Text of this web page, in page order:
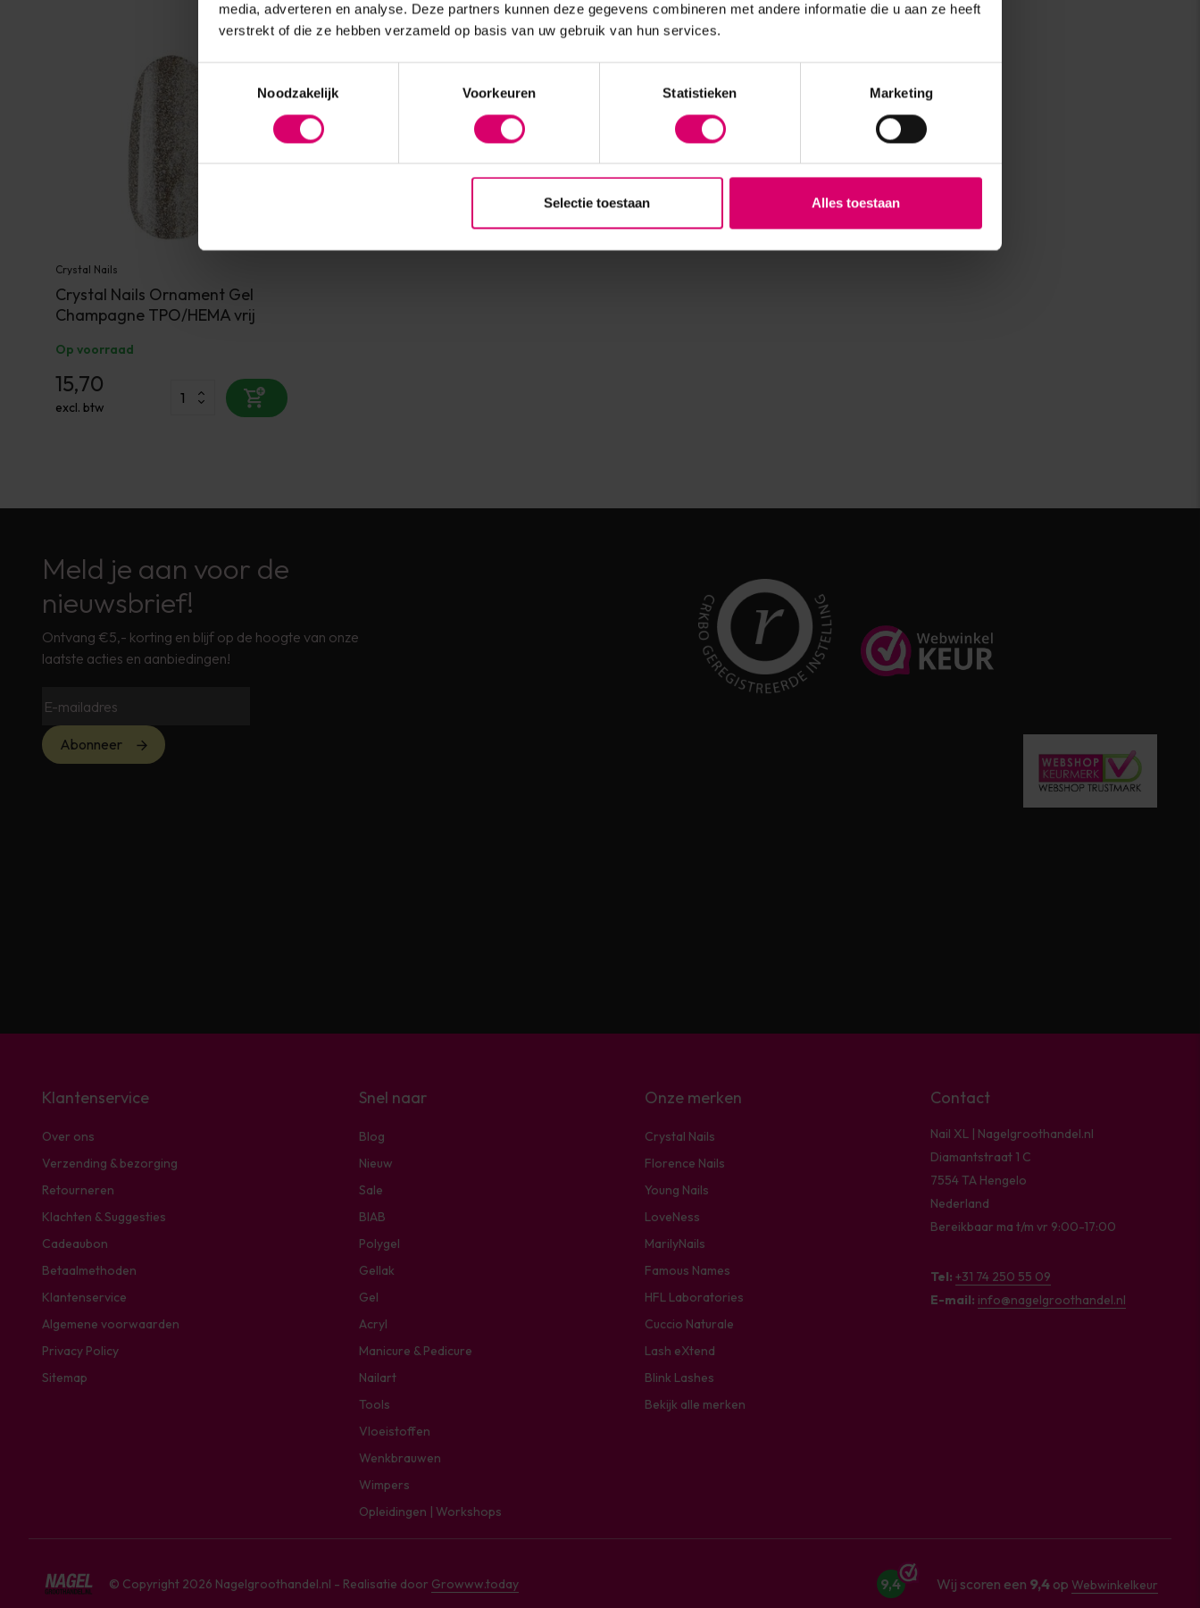
media, adverteren en analyse. Deze partners kunnen deze gegevens combineren met andere informatie die u aan ze heeft
verstrekt of die ze hebben verzameld op basis van uw gebruik van hun services.
Noodzakelijk
Voorkeuren Statistieken Marketing
Selectie toestaan Alles toestaan
Crystal Nails
Crystal Nails Ornament Gel
Champagne TPO/HEMA vrij
Op voorraad
15,70
excl. btw
Meld je aan voor de
nieuwsbrief!
Ontvang €5,- korting en blijf op de hoogte van onze
laatste acties en aanbiedingen!
Abonneer
Klantenservice
Over ons
Verzending & bezorging
Retourneren
Klachten & Suggesties
Cadeaubon
Betaalmethoden
Klantenservice
Algemene voorwaarden
Privacy Policy
Sitemap
Snel naar
Blog
Nieuw
Sale
BIAB
Polygel
Gellak
Gel
Acryl
Manicure & Pedicure
Nailart
Tools
Vloeistoffen
Wenkbrauwen
Wimpers
Opleidingen | Workshops
Onze merken
Crystal Nails
Florence Nails
Young Nails
LoveNess
MarilyNails
Famous Names
HFL Laboratories
Cuccio Naturale
Lash eXtend
Blink Lashes
Bekijk alle merken
Contact
Nail XL | Nagelgroothandel.nl
Diamantstraat 1 C
7554 TA Hengelo
Nederland
Bereikbaar ma t/m vr 9:00-17:00
Tel: +31 74 250 55 09
E-mail: info@nagelgroothandel.nl
© Copyright 2026 Nagelgroothandel.nl - Realisatie door Growww.today 9,4 Wij scoren een 9,4op Webwinkelkeur